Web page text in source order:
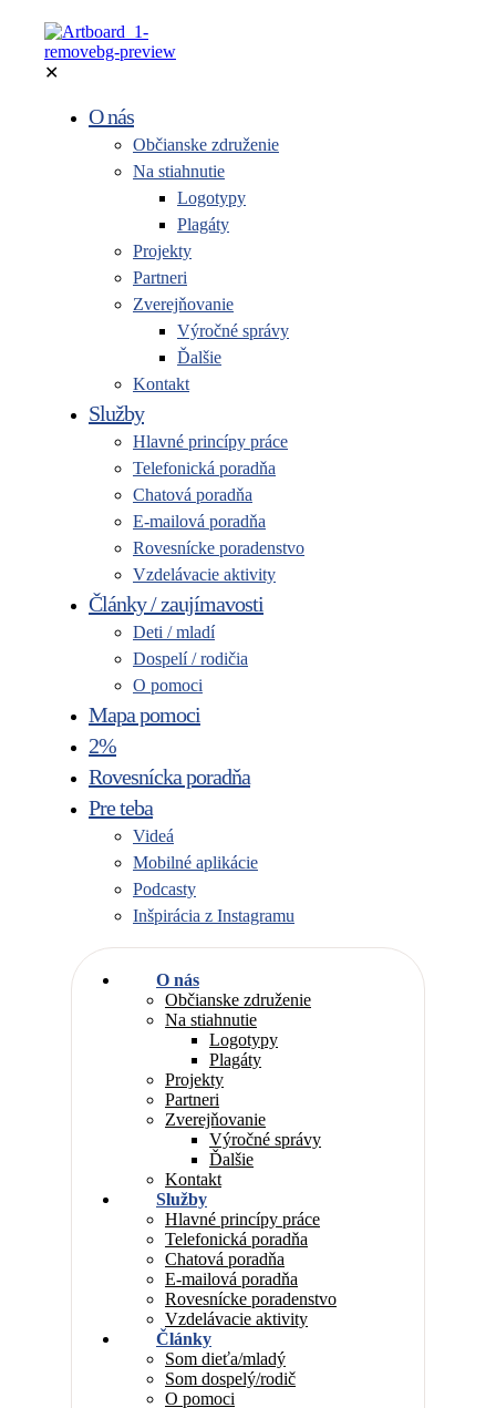
✕
O nás
Občianske združenie
Na stiahnutie
Logotypy
Plagáty
Projekty
Partneri
Zverejňovanie
Výročné správy
Ďalšie
Kontakt
Služby
Hlavné princípy práce
Telefonická poradňa
Chatová poradňa
E-mailová poradňa
Rovesnícke poradenstvo
Vzdelávacie aktivity
Články / zaujímavosti
Deti / mladí
Dospelí / rodičia
O pomoci
Mapa pomoci
2%
Rovesnícka poradňa
Pre teba
Videá
Mobilné aplikácie
Podcasty
Inšpirácia z Instagramu
O nás
Občianske združenie
Na stiahnutie
Logotypy
Plagáty
Projekty
Partneri
Zverejňovanie
Výročné správy
Ďalšie
Kontakt
Služby
Hlavné princípy práce
Telefonická poradňa
Chatová poradňa
E-mailová poradňa
Rovesnícke poradenstvo
Vzdelávacie aktivity
Články
Som dieťa/mladý
Som dospelý/rodič
O pomoci